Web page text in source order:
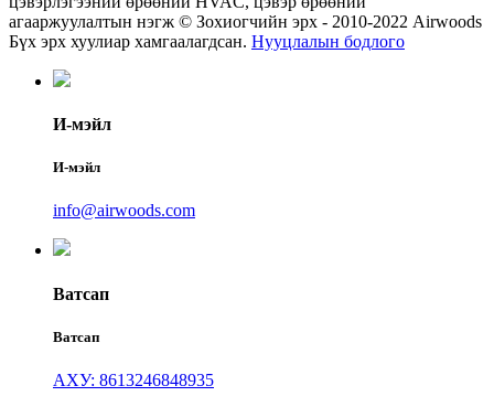
агааржуулалтын нэгж © Зохиогчийн эрх - 2010-2022 Airwoods
Бүх эрх хуулиар хамгаалагдсан. Нууцлалын бодлого
И-мэйл
И-мэйл
info@airwoods.com
Ватсап
Ватсап
АХУ: 8613246848935